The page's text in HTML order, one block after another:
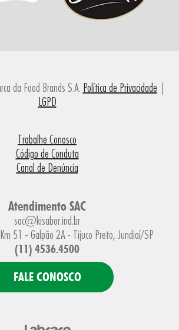
da Food Brands S.A. Política de Privacidade |
LGPD
Trabalhe Conosco
Código de Conduta
Canal de Denúncia
Atendimento SAC
sac@kisabor.ind.br
51 - Galpão 2A - Tijuco Preto, Jundiaí/SP
(11) 4536.4500
FALE CONOSCO